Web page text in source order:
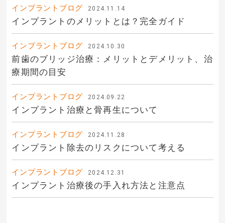
インプラントブログ 2024.11.14
インプラントのメリットとは？完全ガイド
インプラントブログ 2024.10.30
前歯のブリッジ治療：メリットとデメリット、治
療期間の目安
インプラントブログ 2024.09.22
インプラント治療と骨再生について
インプラントブログ 2024.11.28
インプラント除去のリスクについて考える
インプラントブログ 2024.12.31
インプラント治療後の手入れ方法と注意点